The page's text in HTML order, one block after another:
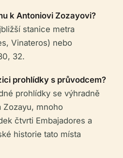
k Antoniovi Zozayovi?
stanice metra
Vinateros) nebo
32.
prohlídky s průvodcem?
prohlídky se výhradně
Zozayu, mnoho
čtvrti Embajadores a
historie tato místa